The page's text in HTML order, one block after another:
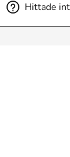
Hittade